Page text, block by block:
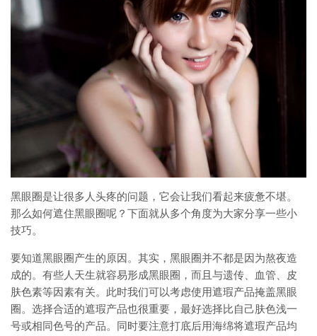
黑眼圈是让很多人头疼的问题，它会让我们看起来疲惫不堪。
那么如何遮住黑眼圈呢？下面就从多个角度为大家分享一些小
技巧。
要知道黑眼圈产生的原因。其实，黑眼圈并不都是因为熬夜造
成的。有些人天生就容易形成黑眼圈，而且与遗传、血管、皮
肤色素等因素有关。此时我们可以考虑使用遮瑕产品掩盖黑眼
圈。选择合适的遮瑕产品也很重要，最好选择比自己肤色浅一
号或相同色号的产品。同时要注意打底后用海绵将遮瑕产品均